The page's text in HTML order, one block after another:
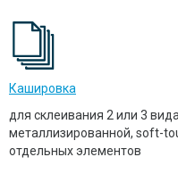
Кашировка
для склеивания 2 или 3
металлизированной, soft-
отдельных элементов